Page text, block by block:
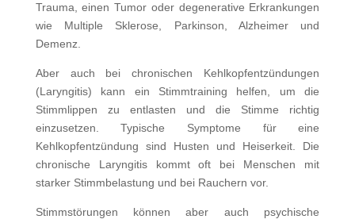
Trauma, einen Tumor oder degenerative Erkrankungen
wie Multiple Sklerose, Parkinson, Alzheimer und
Demenz.
Aber auch bei chronischen Kehlkopfentzündungen
(Laryngitis) kann ein Stimmtraining helfen, um die
Stimmlippen zu entlasten und die Stimme richtig
einzusetzen. Typische Symptome für eine
Kehlkopfentzündung sind Husten und Heiserkeit. Die
chronische Laryngitis kommt oft bei Menschen mit
starker Stimmbelastung und bei Rauchern vor.
Stimmstörungen können aber auch psychische